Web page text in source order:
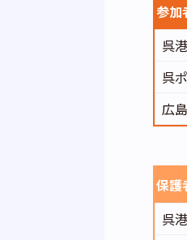
参加
呉
呉
広
保護
呉